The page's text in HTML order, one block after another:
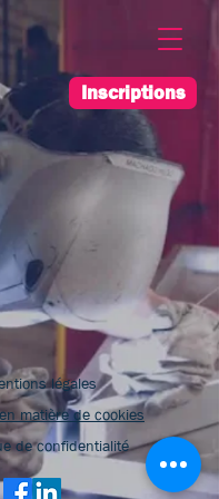
Inscriptions
légales
matière de cookies
de confidentialité